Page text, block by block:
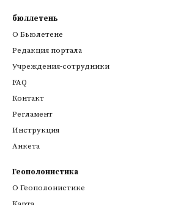
бюллетень
О Бьюлетене
Редакция портала
Учреждения-сотрудники
FAQ
Контакт
Регламент
Инструкция
Анкета
Геополонистика
О Геополонистике